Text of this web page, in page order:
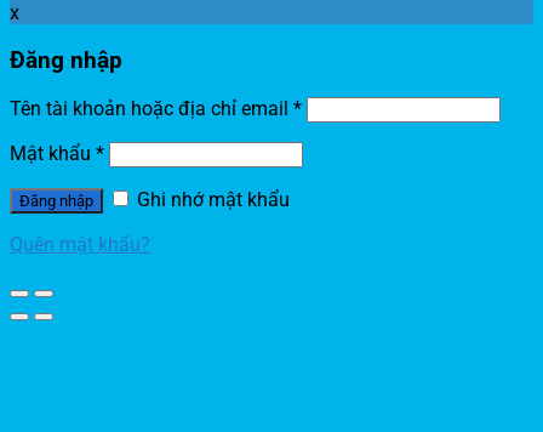
x
Đăng nhập
Tên tài khoản hoặc địa chỉ email *
Mật khẩu *
Đăng nhập
Ghi nhớ mật khẩu
Quên mật khẩu?